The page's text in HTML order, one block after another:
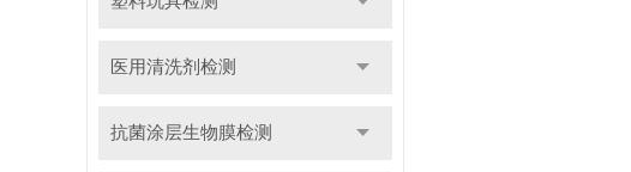
医用清洗剂检测
抗菌涂层生物膜检测